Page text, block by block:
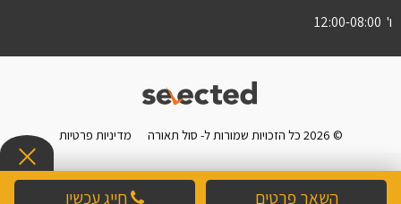
השאר פרטים חייג עכשיו
ו' 12:00-08:00
© 2026 כל הזכויות שמורות ל- סול תאורה מדיניות פרטיות